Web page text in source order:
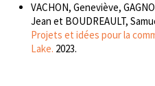
VACHON, Geneviève,
Jean et BOUDREAULT,
Projets et idées pour la
Lake. 2023.